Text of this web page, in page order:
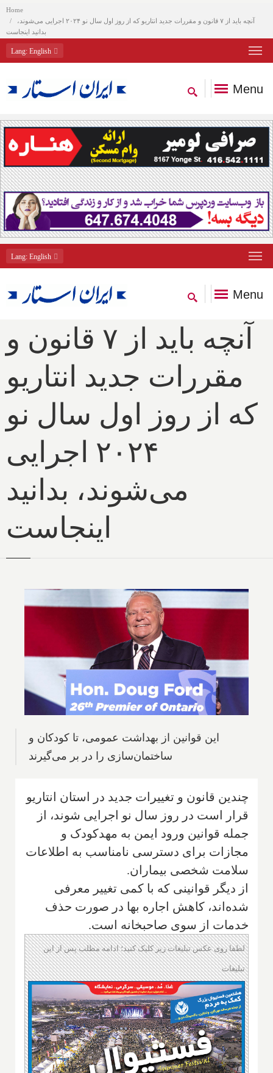
Home
آنچه باید از ۷ قانون و مقررات جدید انتاریو که از روز اول سال نو ۲۰۲۴ اجرایی می‌شوند،
بدانید اینجاست
Lang: English
Menu
Lang: English
Menu
آنچه باید از ۷ قانون و
مقررات جدید انتاریو
که از روز اول سال نو
۲۰۲۴ اجرایی
می‌شوند، بدانید
اینجاست
این قوانین از بهداشت عمومی، تا کودکان و
ساختمان‌سازی را در بر می‌گیرند
چندین قانون و تغییرات جدید در استان انتاریو
قرار است در روز سال نو اجرایی شوند، از
جمله قوانین ورود ایمن به مهدکودک و
مجازات برای دسترسی نامناسب به اطلاعات
سلامت شخصی بیماران.
از دیگر قوانینی که با کمی تغییر معرفی
شده‌اند، کاهش اجاره بها در صورت حذف
خدمات از سوی صاحبخانه است.
لطفا روی عکس تبلیغات زیر کلیک کنید؛ ادامه مطلب پس از این
تبلیغات